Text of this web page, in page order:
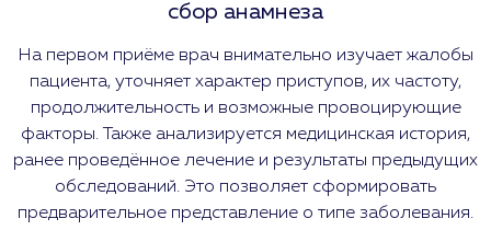
сбор анамнеза
На первом приёме врач внимательно изучает жалобы
пациента, уточняет характер приступов, их частоту,
продолжительность и возможные провоцирующие
факторы. Также анализируется медицинская история,
ранее проведённое лечение и результаты предыдущих
обследований. Это позволяет сформировать
предварительное представление о типе заболевания.